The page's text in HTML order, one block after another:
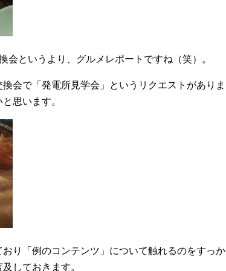
というより、グルメレポートですね（笑）。
会で「発電所見学会」というリクエストがありま
思います。
り「例のコンテンツ」について触れるのをすっか
しておきます。